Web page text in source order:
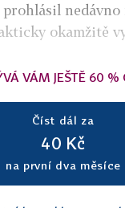
okamžitě
VÁM JEŠTĚ 60 %
Číst dál za
40 Kč
na první dva měsíce